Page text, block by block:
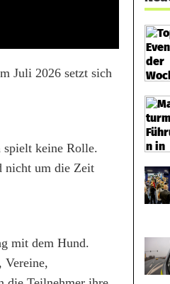
Juli 2026 setzt sich
spielt keine Rolle.
nicht um die Zeit
mit dem Hund.
Vereine,